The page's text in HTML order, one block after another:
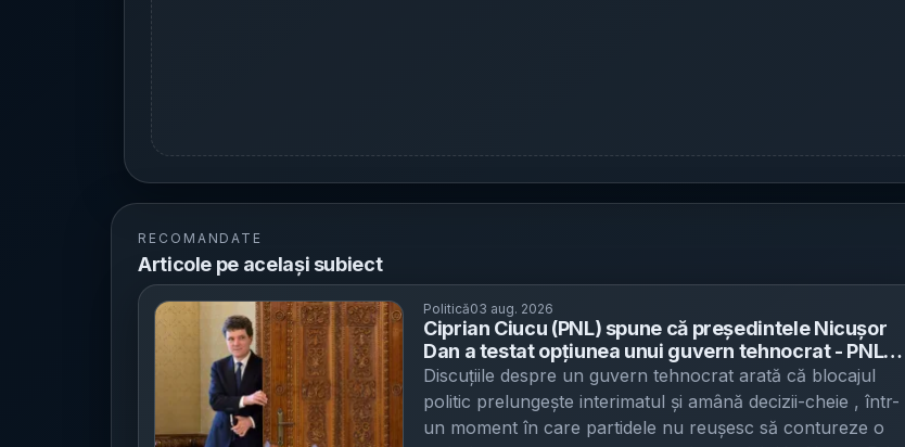
RECOMANDATE
Articole pe același subiect
Politică03 aug. 2026
Ciprian Ciucu (PNL) spune că președintele Nicușor
Dan a testat opțiunea unui guvern tehnocrat - PNL
exclude refacerea alianței cu PSD, pe fondul
blocajului la formarea Executivului
Discuțiile despre un guvern tehnocrat arată că blocajul
politic prelungește interimatul și amână decizii-cheie , într-
un moment în care partidele nu reușesc să contureze o